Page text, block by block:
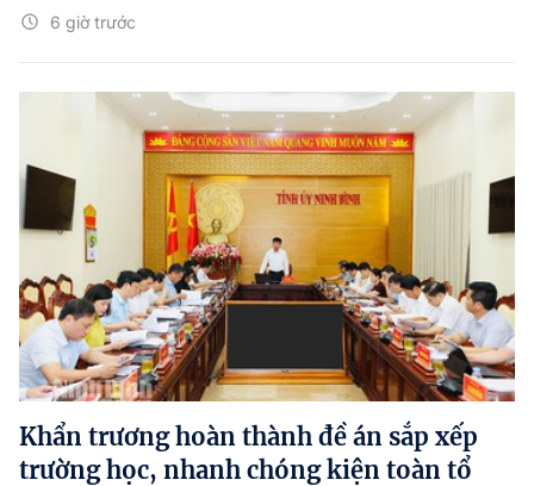
6 giờ trước
Khẩn trương hoàn thành đề án sắp xếp
trường học, nhanh chóng kiện toàn tổ